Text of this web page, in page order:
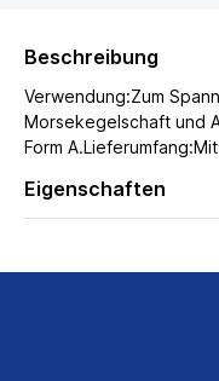
Beschreibung
Verwendung:Zum
Morsekegelschaft und
Form
Eigenschaften